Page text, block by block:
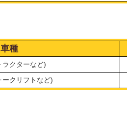
車種
ラクターなど)
ークリフトなど)